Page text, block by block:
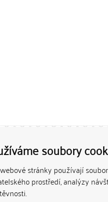
soubory
stránky používají
prostředí, analýzy
cuni.cz
/ Each constituent
vědeckou
purposes